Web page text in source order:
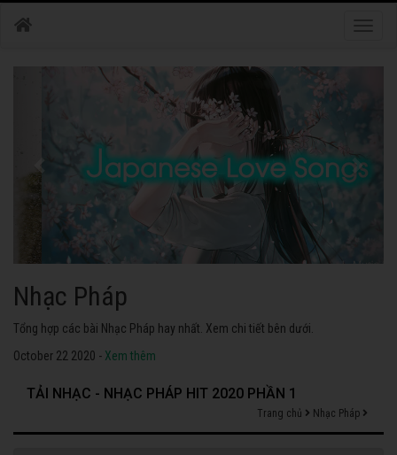
Nhạc Nhật Bản
Tuyển tập các bài Nhạc Nhật Bản hay nhất. Không thể không nghe thử.
October 22 2020 - Xem thêm
TẢI NHẠC - NHẠC PHÁP HIT 2020 PHẦN 1
Trang chủ Nhạc Pháp